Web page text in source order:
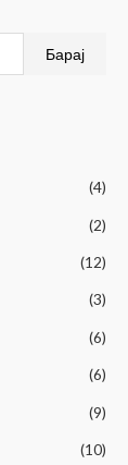
Барај
(4)
(2)
(12)
(3)
(6)
(6)
(9)
(10)